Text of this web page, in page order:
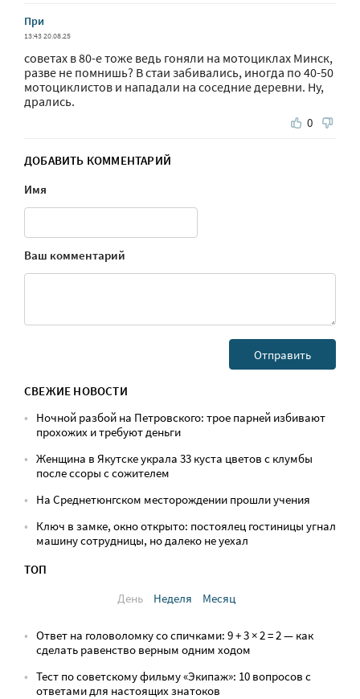
При
13:43 20.08.25
советах в 80-е тоже ведь гоняли на мотоциклах Минск,
разве не помнишь? В стаи забивались, иногда по 40-50
мотоциклистов и нападали на соседние деревни. Ну,
дрались.
0
ДОБАВИТЬ КОММЕНТАРИЙ
Имя
Ваш комментарий
СВЕЖИЕ НОВОСТИ
Ночной разбой на Петровского: трое парней избивают
прохожих и требуют деньги
Женщина в Якутске украла 33 куста цветов с клумбы
после ссоры с сожителем
На Среднетюнгском месторождении прошли учения
Ключ в замке, окно открыто: постоялец гостиницы угнал
машину сотрудницы, но далеко не уехал
ТОП
День
Неделя Месяц
Ответ на головоломку со спичками: 9 + 3 × 2 = 2 — как
сделать равенство верным одним ходом
Тест по советскому фильму «Экипаж»: 10 вопросов с
ответами для настоящих знатоков